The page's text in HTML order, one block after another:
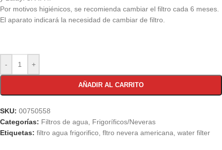
Por motivos higiénicos, se recomienda cambiar el filtro cada 6 meses.
El aparato indicará la necesidad de cambiar de filtro.
- +
AÑADIR AL CARRITO
SKU: 00750558
Categorías: Filtros de agua, Frigoríficos/Neveras
Etiquetas: filtro agua frigorifico, fltro nevera americana, water filter